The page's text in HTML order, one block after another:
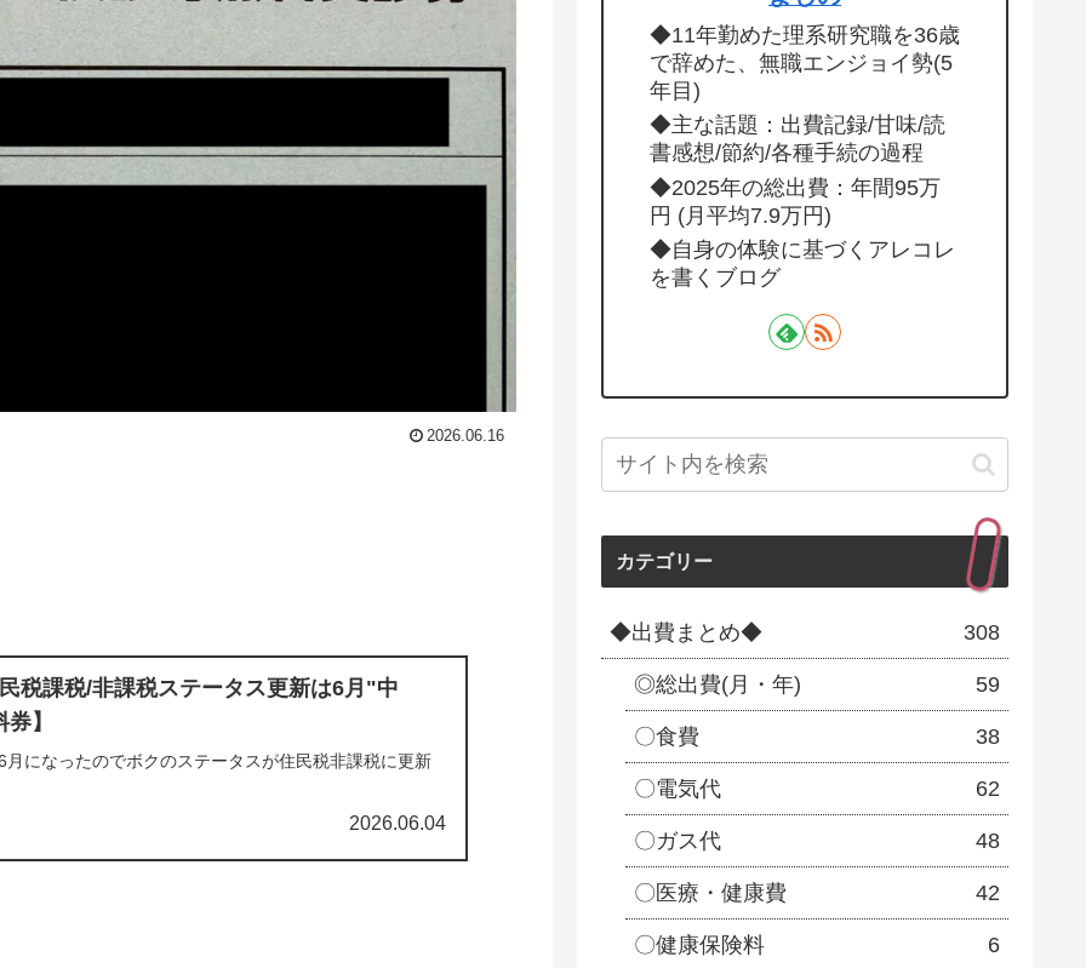
2026.06.16
税課税/非課税ステータス更新は6月"中
】
になったのでボクのステータスが住民税非課税に更新
2026.06.04
◆11年勤めた理系研究職を36歳
で辞めた、無職エンジョイ勢(5
年目)
◆主な話題：出費記録/甘味/読
書感想/節約/各種手続の過程
◆2025年の総出費：年間95万
円 (月平均7.9万円)
◆自身の体験に基づくアレコレ
を書くブログ
カテゴリー
◆出費まとめ◆ 308
◎総出費(月・年) 59
〇食費 38
〇電気代 62
〇ガス代 48
〇医療・健康費 42
〇健康保険料 6